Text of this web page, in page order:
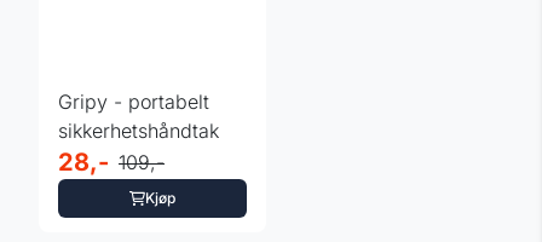
Gripy - portabelt
sikkerhetshåndtak
28,- 109,-
Kjøp